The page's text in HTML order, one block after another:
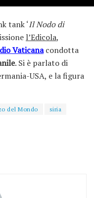
tank ‘Il Nodo di
l’Edicola,
Vaticanacondotta
. Si è parlato di
USA, e la figura
del Mondo
siria